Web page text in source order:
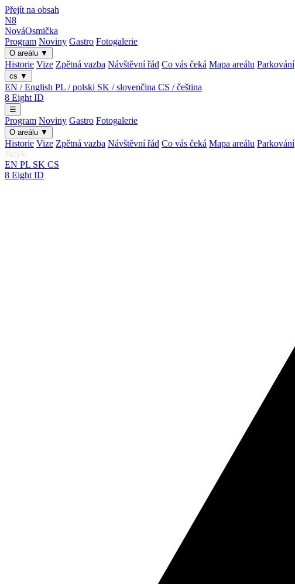
Přejít na obsah
N8
NováOsmička
Program Noviny Gastro Fotogalerie
O areálu ▼
Historie Vize Zpětná vazba Návštěvní řád Co vás čeká Mapa areálu Parkování
cs ▼
EN / English PL / polski SK / slovenčina CS / čeština
8 Eight ID
☰
Program Noviny Gastro Fotogalerie
O areálu ▼
Historie Vize Zpětná vazba Návštěvní řád Co vás čeká Mapa areálu Parkování
Jazyk:
EN PL SK CS
8 Eight ID